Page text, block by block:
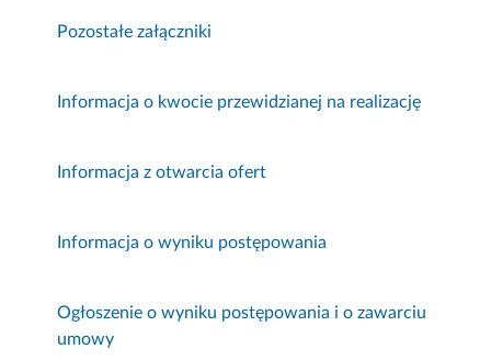
Pozostałe załączniki
Informacja o kwocie przewidzianej na realizację
Informacja z otwarcia ofert
Informacja o wyniku postępowania
Ogłoszenie o wyniku postępowania i o zawarciu
umowy